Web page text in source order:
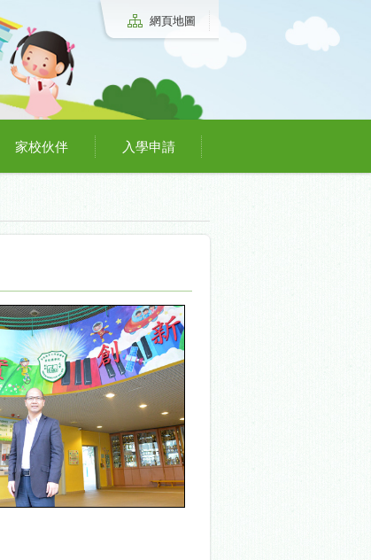
網頁地圖
家校伙伴 入學申請